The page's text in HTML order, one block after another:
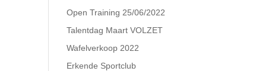
Open Training 25/06/2022
Talentdag Maart VOLZET
Wafelverkoop 2022
Erkende Sportclub